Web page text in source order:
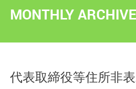
MONTHLY
代表取締役等住所非